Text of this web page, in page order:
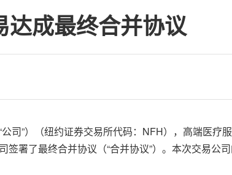
投资并购
能源化工与环保
马来西亚
成最终合并协议
司”）（纽约证券交易所代码：NFH），高端医
签署了最终合并协议（“合并协议”）。本次交易公